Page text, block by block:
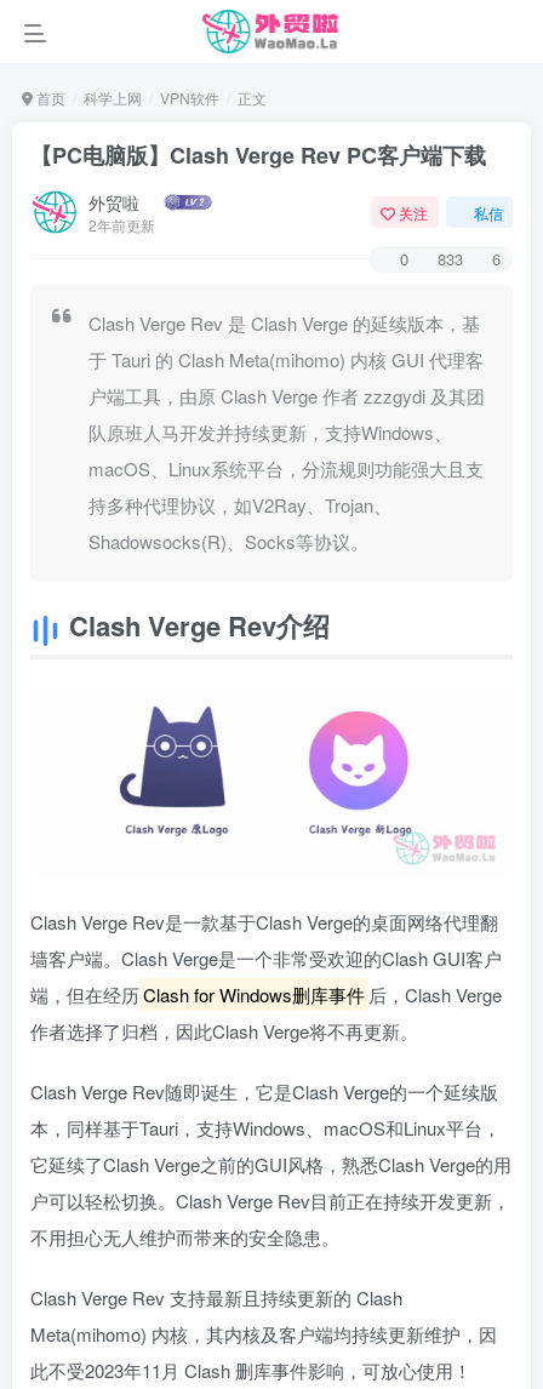
首页 科学上网 VPN软件 正文
【PC电脑版】Clash Verge Rev PC客户端下载
外贸啦
2年前更新
关注 私信
0 833 6
Clash Verge Rev 是 Clash Verge 的延续版本，基
于 Tauri 的 Clash Meta(mihomo) 内核 GUI 代理客
户端工具，由原 Clash Verge 作者 zzzgydi 及其团
队原班人马开发并持续更新，支持Windows、
macOS、Linux系统平台，分流规则功能强大且支
持多种代理协议，如V2Ray、Trojan、
Shadowsocks(R)、Socks等协议。
Clash Verge Rev介绍
Clash Verge Rev是一款基于Clash Verge的桌面网络代理翻
墙客户端。Clash Verge是一个非常受欢迎的Clash GUI客户
端，但在经历Clash for Windows删库事件 后，Clash Verge
作者选择了归档，因此Clash Verge将不再更新。
Clash Verge Rev随即诞生，它是Clash Verge的一个延续版
本，同样基于Tauri，支持Windows、macOS和Linux平台，
它延续了Clash Verge之前的GUI风格，熟悉Clash Verge的用
户可以轻松切换。Clash Verge Rev目前正在持续开发更新，
不用担心无人维护而带来的安全隐患。
Clash Verge Rev 支持最新且持续更新的 Clash
Meta(mihomo) 内核，其内核及客户端均持续更新维护，因
此不受2023年11月 Clash 删库事件影响，可放心使用！